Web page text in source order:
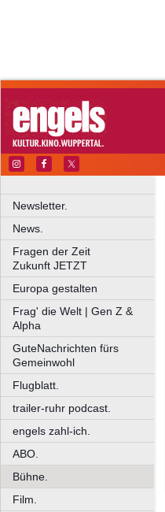
Newsletter.
News.
Fragen der Zeit
Zukunft JETZT
Europa gestalten
Frag' die Welt | Gen Z &
Alpha
GuteNachrichten fürs
Gemeinwohl
Flugblatt.
trailer-ruhr podcast.
engels zahl-ich.
ABO.
Bühne.
Film.